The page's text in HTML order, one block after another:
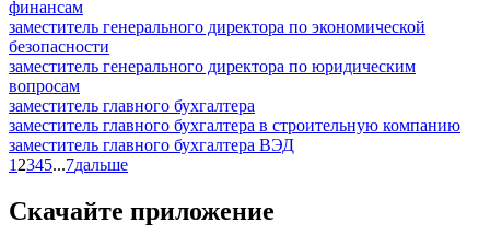
финансам
заместитель генерального директора по экономической
безопасности
заместитель генерального директора по юридическим
вопросам
заместитель главного бухгалтера
заместитель главного бухгалтера в строительную компанию
заместитель главного бухгалтера ВЭД
1 2345...7дальше
Скачайте приложение